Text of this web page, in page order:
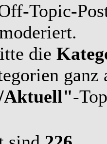
Topic-
die
ganz
-